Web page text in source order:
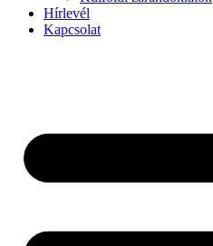
Hírlevél
Kapcsolat